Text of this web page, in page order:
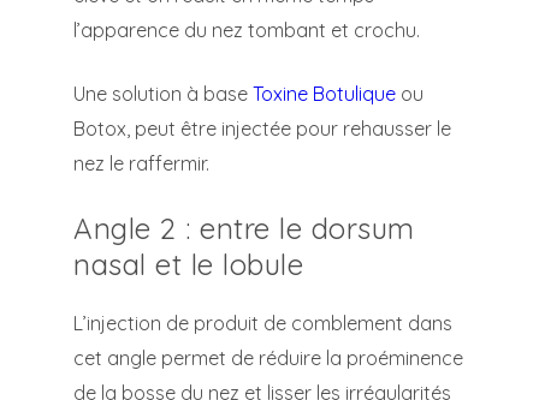
l’apparence du nez tombant et crochu.
Une solution à base Toxine Botulique ou
Botox, peut être injectée pour rehausser le
nez le raffermir.
Angle 2 : entre le dorsum
nasal et le lobule
L’injection de produit de comblement dans
cet angle permet de réduire la proéminence
de la bosse du nez et lisser les irrégularités